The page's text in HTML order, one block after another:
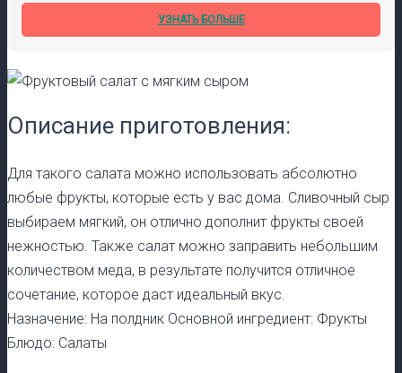
УЗНАТЬ БОЛЬШЕ
Описание приготовления:
Для такого салата можно использовать абсолютно
любые фрукты, которые есть у вас дома. Сливочный сыр
выбираем мягкий, он отлично дополнит фрукты своей
нежностью. Также салат можно заправить небольшим
количеством меда, в результате получится отличное
сочетание, которое даст идеальный вкус.
Назначение: На полдник Основной ингредиент: Фрукты
Блюдо: Салаты